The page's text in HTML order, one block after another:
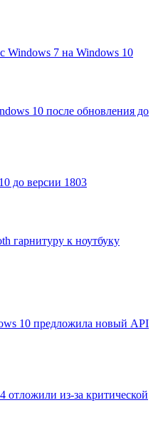
Windows 7 на Windows 10
10 после обновления до
до версии 1803
гарнитуру к ноутбуку
10 предложила новый API
отложили из-за критической